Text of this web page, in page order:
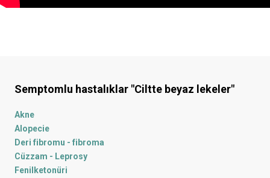
Semptomlu hastalıklar "Ciltte beyaz lekeler"
Akne
Alopecie
Deri fibromu - fibroma
Cüzzam - Leprosy
Fenilketonüri